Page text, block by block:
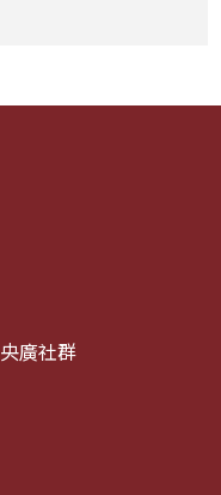
央廣社群